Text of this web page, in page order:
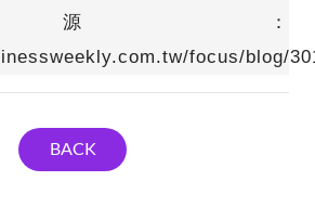
：
focus/blog/
BACK